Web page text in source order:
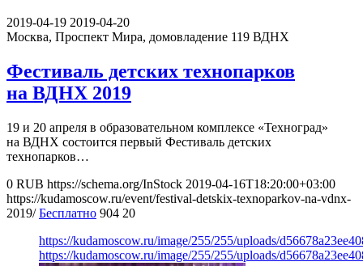
2019-04-19 2019-04-20
Москва, Проспект Мира, домовладение 119 ВДНХ
Фестиваль детских технопарков
на ВДНХ 2019
19 и 20 апреля в образовательном комплексе «Техноград»
на ВДНХ состоится первый Фестиваль детских
технопарков…
0 RUB https://schema.org/InStock 2019-04-16T18:20:00+03:00
https://kudamoscow.ru/event/festival-detskix-texnoparkov-na-vdnx-
2019/ Бесплатно 904 20
https://kudamoscow.ru/image/255/255/uploads/
https://kudamoscow.ru/image/255/255/uploads/